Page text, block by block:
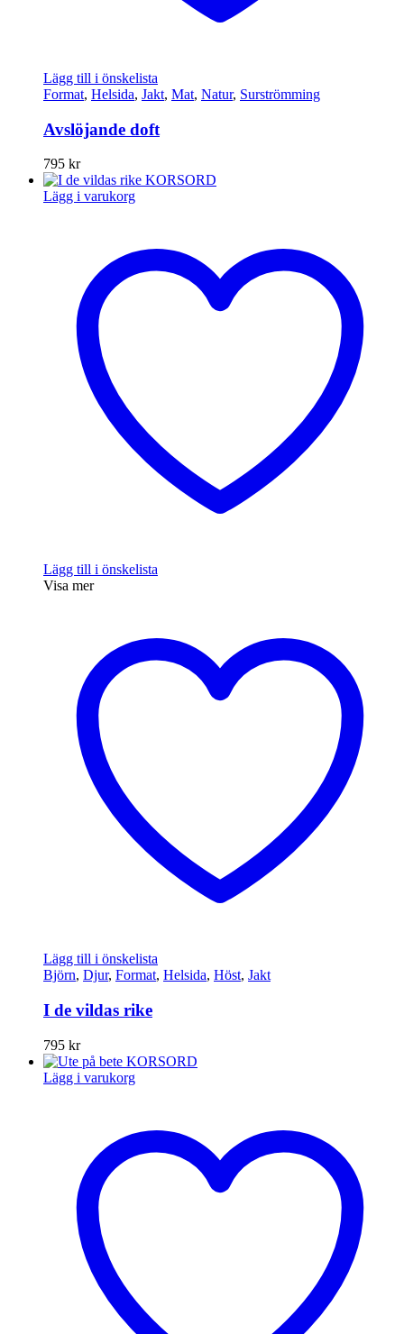
Lägg till i önskelista
Format, Helsida, Jakt, Mat, Natur, Surströmming
Avslöjande doft
795 kr
Lägg i varukorg
Lägg till i önskelista
Visa mer
Lägg till i önskelista
Björn, Djur, Format, Helsida, Höst, Jakt
I de vildas rike
795 kr
Lägg i varukorg